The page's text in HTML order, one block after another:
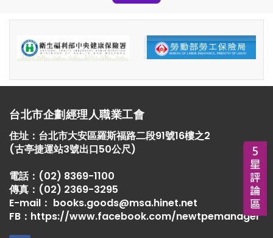
台北市企劃經理人職業工會
住址： 台北市大安區羅斯福路二段91號16樓之2
(古亭捷運站3號出口50公尺)
電話： (02) 8369-1100
傳真： (02) 2369-3295
E-mail： books.goods@msa.hinet.net
FB： https://www.facebook.com/newtpemanager